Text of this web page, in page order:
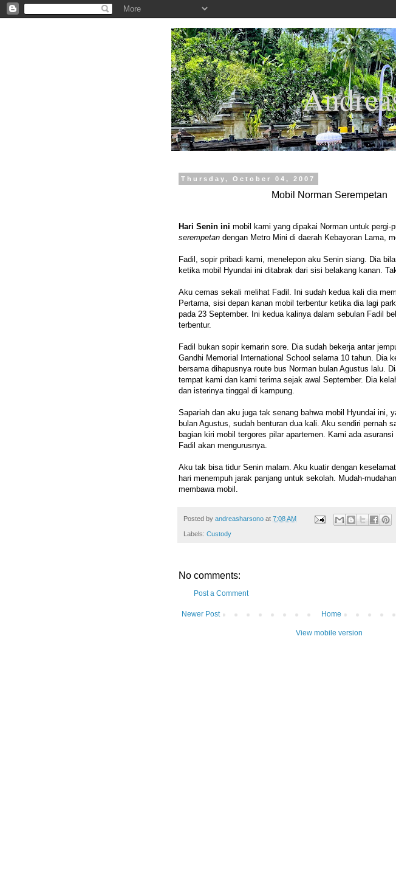
.
Thursday, October 04, 2007
Mobil Norman Serempetan
Hari Senin ini mobil kami yang dipakai Norman untuk pergi-
serempetan dengan Metro Mini di daerah Kebayoran Lama,
Fadil, sopir pribadi kami, menelepon aku Senin siang. Dia
ketika mobil Hyundai ini ditabrak dari sisi belakang kanan.
Aku cemas sekali melihat Fadil. Ini sudah kedua kali dia
Pertama, sisi depan kanan mobil terbentur ketika dia lagi
pada 23 September. Ini kedua kalinya dalam sebulan Fadil
terbentur.
Fadil bukan sopir kemarin sore. Dia sudah bekerja antar
Gandhi Memorial International School selama 10 tahun. Dia
bersama dihapusnya route bus Norman bulan Agustus lalu.
tempat kami dan kami terima sejak awal September. Dia
dan isterinya tinggal di kampung.
Sapariah dan aku juga tak senang bahwa mobil Hyundai ini,
bulan Agustus, sudah benturan dua kali. Aku sendiri pernah
bagian kiri mobil tergores pilar apartemen. Kami ada
Fadil akan mengurusnya.
Aku tak bisa tidur Senin malam. Aku kuatir dengan
hari menempuh jarak panjang untuk sekolah. Mudah-
membawa mobil.
Posted by andreasharsono at 7:08 AM
Labels: Custody
No comments:
Post a Comment
Newer Post Home
View mobile version